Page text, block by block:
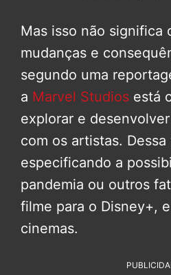
Mas isso não significa
mudanças e
segundo uma
a Marvel Studios está
explorar e
com os artistas.
especificando a
pandemia ou outros
filme para o Disney+,
cinemas.